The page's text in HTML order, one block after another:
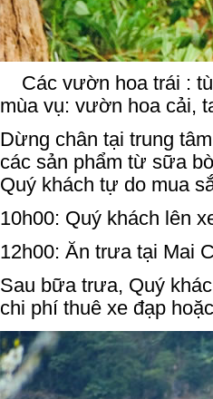
Các vườn hoa trái :
mùa vụ: vườn hoa cải,
Dừng chân tại trung
các sản phẩm từ sữa
Quý khách tự do mua
10h00: Quý khách lên
12h00: Ăn trưa tại Mai
Sau bữa trưa, Quý
chi phí thuê xe đạp